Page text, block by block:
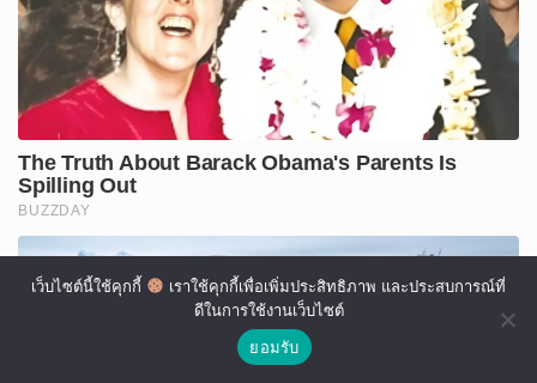
เว็บไซต์นี้ใช้คุกกี้
เราใช้คุกกี้เพื่อเพิ่มประสิทธิภาพ และประสบการณ์ที่
ดีในการใช้งานเว็บไซต์
ยอมรับ